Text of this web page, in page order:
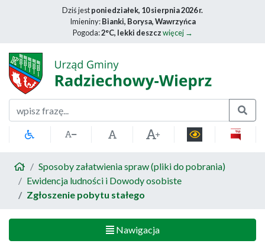
Dziś jestponiedziałek, 10 sierpnia 2026 r.
Imieniny:Bianki, Borysa, Wawrzyńca
Pogoda:2°C, lekki deszczwięcej →
Szukaj
Sposoby załatwienia spraw (pliki do pobrania)
Ewidencja ludności i Dowody osobiste
Zgłoszenie pobytu stałego
Nawigacja